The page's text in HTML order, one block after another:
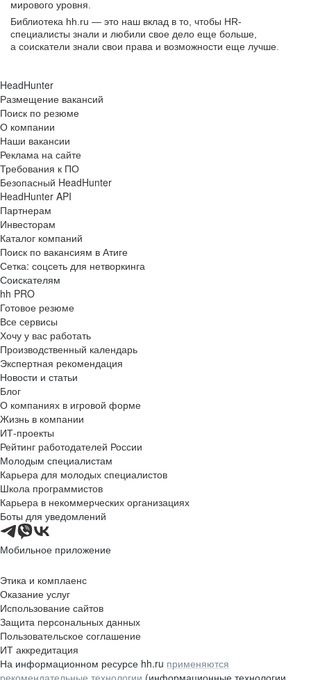
мирового уровня.
Библиотека hh.ru — это наш вклад в то, чтобы HR-
специалисты знали и любили свое дело еще больше,
а соискатели знали свои права и возможности еще лучше.
HeadHunter
Размещение вакансий
Поиск по резюме
О компании
Наши вакансии
Реклама на сайте
Требования к ПО
Безопасный HeadHunter
HeadHunter API
Партнерам
Инвесторам
Каталог компаний
Поиск по вакансиям в Атиге
Сетка: соцсеть для нетворкинга
Соискателям
hh PRO
Готовое резюме
Все сервисы
Хочу у вас работать
Производственный календарь
Экспертная рекомендация
Новости и статьи
Блог
О компаниях в игровой форме
Жизнь в компании
ИТ-проекты
Рейтинг работодателей России
Молодым специалистам
Карьера для молодых специалистов
Школа программистов
Карьера в некоммерческих организациях
Боты для уведомлений
Мобильное приложение
Этика и комплаенс
Оказание услуг
Использование сайтов
Защита персональных данных
Пользовательское соглашение
ИТ аккредитация
На информационном ресурсе hh.ru применяются
рекомендательные технологии (информационные технологии